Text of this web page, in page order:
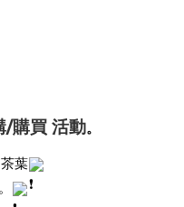
/購買 活動。
葉